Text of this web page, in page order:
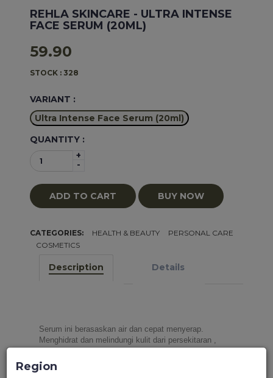
REHLA SKINCARE - ULTRA INTENSE
FACE SERUM (20ML)
59.90
STOCK : 328
VARIANT :
Ultra Intense Face Serum (20ml)
QUANTITY :
+
-
ADD TO CART BUY NOW
CATEGORIES: HEALTH & BEAUTY
PERSONAL CARE
COSMETICS
Description Details
Serum ini berasaskan air dan cepat menyerap.
Menghidrat dan melindungi kulit dari persekitaran ,
meningkatkan “WOW Factor” kulit anda! Rehla Hydra
Intense Face Serum menggunakan Nano Technology
Region